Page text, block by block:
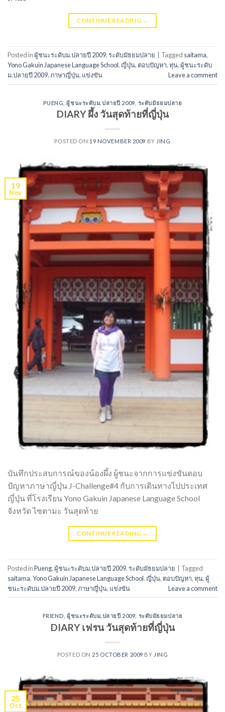
CONTINUE READING →
Posted inผู้ชนะระดับม.ปลายปี 2009,ระดับมัธยมปลาย Tagged saitama,
Yono Gakuin Japanese Language School,ญี่ปุ่น, ตอบปัญหา,ทุน,ผู้ชนะระดับ
ม.ปลายปี 2009,ภาษาญี่ปุ่น, แข่งขัน Leave a comment
PUENG ,ผู้ชนะระดับม.ปลายปี 2009 ระดับมัธยมปลาย
DIARY ผึ้ง วันสุดท้ายที่ญี่ปุ่น
POSTED ON 19 NOVEMBER 2009 BY JING
19
Nov
บันทึกประสบการณ์ของน้องผึ้ง ผู้ชนะจากการแข่งขันตอบ
ปัญหาภาษาญี่ปุ่น J-Challenge#4 กับการเดินทางไปประเทศ
ญี่ปุ่น ที่โรงเรียน Yono Gakuin Japanese Language School
จังหวัด ไซตามะ วันสุดท้าย
CONTINUE READING →
Posted inPueng,ผู้ชนะระดับม.ปลายปี 2009,ระดับมัธยมปลาย
Tagged
saitama,Yono Gakuin Japanese Language School,ญี่ปุ่น, ตอบปัญหา,ทุน,ผู้
ชนะระดับม.ปลายปี 2009,ภาษาญี่ปุ่น, แข่งขัน Leave a comment
FRIEND ,ผู้ชนะระดับม.ปลายปี 2009 ระดับมัธยมปลาย
DIARY เฟรน วันสุดท้ายที่ญี่ปุ่น
POSTED ON 25 OCTOBER 2009 BY JING
25
Oct